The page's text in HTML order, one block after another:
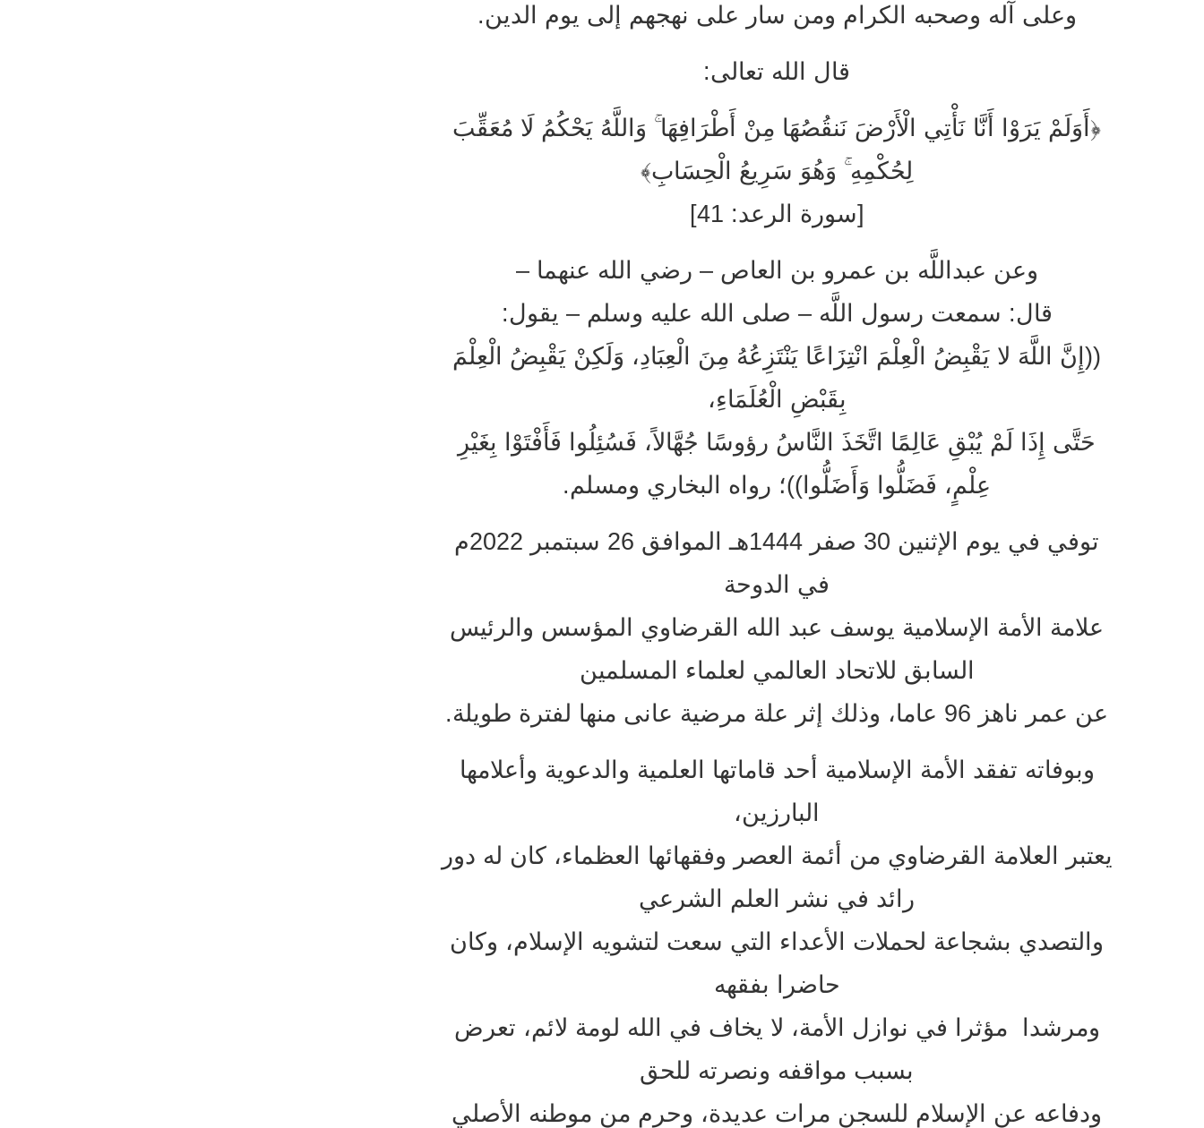
وعلى آله وصحبه الكرام ومن سار على نهجهم إلى يوم الدين.
قال الله تعالى:
﴿أَوَلَمْ يَرَوْا أَنَّا نَأْتِي الْأَرْضَ نَنقُصُهَا مِنْ أَطْرَافِهَا ۚ وَاللَّهُ يَحْكُمُ لَا مُعَقِّبَ
لِحُكْمِهِ ۚ وَهُوَ سَرِيعُ الْحِسَابِ﴾
[سورة الرعد: 41]
وعن عبداللَّه بن عمرو بن العاص – رضي الله عنهما –
قال: سمعت رسول اللَّه – صلى الله عليه وسلم – يقول:
((إِنَّ اللَّهَ لا يَقْبِضُ الْعِلْمَ انْتِزَاعًا يَنْتَزِعُهُ مِنَ الْعِبَادِ، وَلَكِنْ يَقْبِضُ الْعِلْمَ
بِقَبْضِ الْعُلَمَاءِ،
حَتَّى إِذَا لَمْ يُبْقِ عَالِمًا اتَّخَذَ النَّاسُ رؤوسًا جُهَّالاً، فَسُئِلُوا فَأَفْتَوْا بِغَيْرِ
عِلْمٍ، فَضَلُّوا وَأَضَلُّوا))؛ رواه البخاري ومسلم.
توفي في يوم الإثنين 30 صفر 1444هـ الموافق 26 سبتمبر 2022م
في الدوحة
علامة الأمة الإسلامية يوسف عبد الله القرضاوي المؤسس والرئيس
السابق للاتحاد العالمي لعلماء المسلمين
عن عمر ناهز 96 عاما، وذلك إثر علة مرضية عانى منها لفترة طويلة.
وبوفاته تفقد الأمة الإسلامية أحد قاماتها العلمية والدعوية وأعلامها
البارزين،
يعتبر العلامة القرضاوي من أئمة العصر وفقهائها العظماء، كان له دور
رائد في نشر العلم الشرعي
والتصدي بشجاعة لحملات الأعداء التي سعت لتشويه الإسلام، وكان
حاضرا بفقهه
ومرشدا مؤثرا في نوازل الأمة، لا يخاف في الله لومة لائم، تعرض
بسبب مواقفه ونصرته للحق
ودفاعه عن الإسلام للسجن مرات عديدة، وحرم من موطنه الأصلي